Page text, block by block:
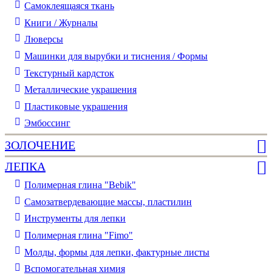
Самоклеящаяся ткань
Книги / Журналы
Люверсы
Машинки для вырубки и тиснения / Формы
Текстурный кардсток
Металлические украшения
Пластиковые украшения
Эмбоссинг
ЗОЛОЧЕНИЕ
ЛЕПКА
Полимерная глина "Bebik"
Самозатвердевающие массы, пластилин
Инструменты для лепки
Полимерная глина "Fimo"
Молды, формы для лепки, фактурные листы
Вспомогательная химия